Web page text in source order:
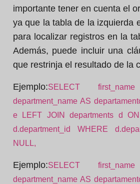
importante tener en cuenta el
ya que la tabla de la izquierda
para localizar registros en la
Además, puede incluir una
que restrinja el resultado de la
Ejemplo:SELECT
department_name AS
e LEFT JOIN departments d
d.department_id WHERE
NULL,
Ejemplo:SELECT
department_name AS